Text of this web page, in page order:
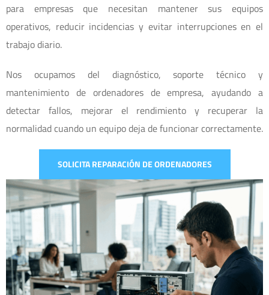
para empresas que necesitan mantener sus equipos
operativos, reducir incidencias y evitar interrupciones en el
trabajo diario.
Nos ocupamos del diagnóstico, soporte técnico y
mantenimiento de ordenadores de empresa, ayudando a
detectar fallos, mejorar el rendimiento y recuperar la
normalidad cuando un equipo deja de funcionar correctamente.
SOLICITA REPARACIÓN DE ORDENADORES